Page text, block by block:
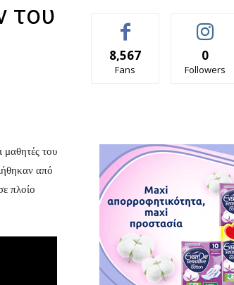
του
του
από
πλοίο
8,567
Fans
0
Followers